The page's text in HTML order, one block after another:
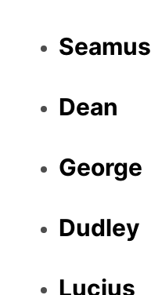
Seamus
Dean
George
Dudley
Lucius